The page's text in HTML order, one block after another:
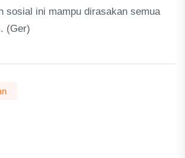
sosial ini mampu dirasakan semua
(Ger)